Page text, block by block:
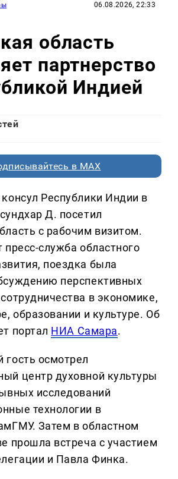
06.08.2026, 22:33
область
партнерство
Индией
в MAX
Республики Индии в
Д. посетил
с рабочим визитом.
пресс-служба областного
поездка была
перспективных
в экономике,
образовании и культуре. Об
портал НИА Самара.
осмотрел
центр духовной культуры
исследований
технологии в
Затем в областном
прошла встреча с участием
и Павла Финка.